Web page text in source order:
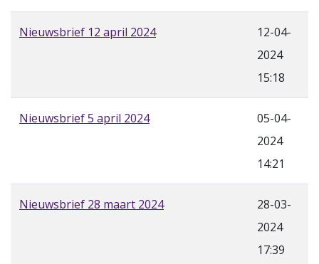
Nieuwsbrief 12 april 2024
12-04-
2024
15:18
Nieuwsbrief 5 april 2024
05-04-
2024
14:21
Nieuwsbrief 28 maart 2024
28-03-
2024
17:39